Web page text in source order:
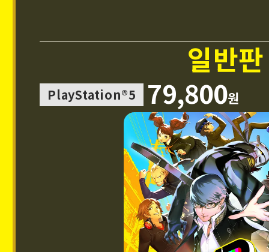
일반판
PlayStation®5 79,800원